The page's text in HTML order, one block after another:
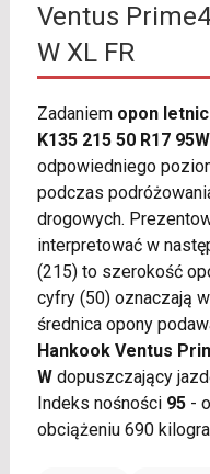
Ventus
W XL FR
Zadaniem opon
K135 215 50 R17 95W
odpowiedniego
podczas
drogowych.
interpretować w
(215) to szerokość
cyfry (50) oznaczają
średnica opony
Hankook Ventus
Wdopuszczający
Indeks nośności 95-
obciążeniu 690